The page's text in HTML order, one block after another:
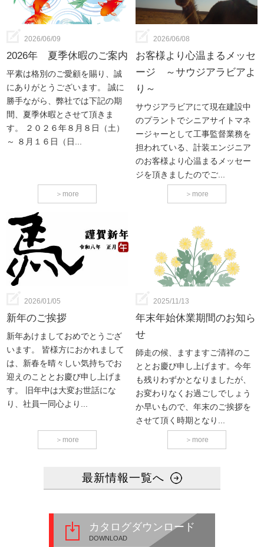
2026/06/09
2026年 夏季休暇のご案内
平素は格別のご愛顧を賜り、誠
にありがとうございます。 誠に
勝手ながら、弊社では下記の期
間、夏季休暇とさせて頂きま
す。 ２０２６年８月８日（土）
～ ８月１６日（日...
＞ more
2026/06/08
お客様より心温まるメッセ
ージ ～サウジアラビアよ
り～
サウジアラビアにて現在建設中
のプラントでシニアサイトマネ
ージャーとして工事監督業務を
担われている、計装エンジニア
のお客様より心温まるメッセー
ジを頂きましたのでご...
＞ more
2026/01/05
新年のご挨拶
新年あけましておめでとうござ
います。 皆様方におかれまして
は、新春を晴々しい気持ちでお
迎えのこととお慶び申し上げま
す。 旧年中は大変お世話にな
り、社員一同心より...
＞ more
2025/11/13
年末年始休業期間のお知ら
せ
師走の候、ますますご清祥のこ
ととお慶び申し上げます。今年
も残りわずかとなりましたが、
お変わりなくお過ごしでしょう
か早いもので、年末のご挨拶を
させて頂く時期となり...
＞ more
最新情報一覧へ
カタログダウンロード
DOWNLOAD